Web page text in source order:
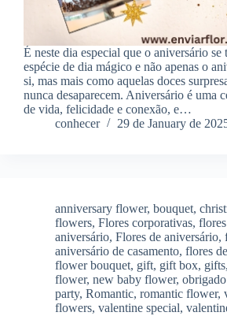
É neste dia especial que o aniversário se
espécie de dia mágico e não apenas o
si, mas mais como aquelas doces
nunca desaparecem. Aniversário é uma
de vida, felicidade e conexão, e…
conhecer
29 de January de
anniversary flower, bouquet,
flowers, Flores corporativas,
aniversário, Flores de aniversário,
aniversário de casamento, flores
flower bouquet, gift, gift box, gifts,
flower, new baby flower,
party, Romantic, romantic flower,
flowers, valentine special,